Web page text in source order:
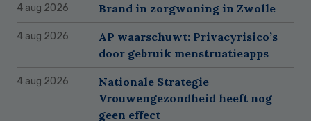
4 aug 2026 Brand in zorgwoning in Zwolle
4 aug 2026
AP waarschuwt: Privacyrisico’s
door gebruik menstruatieapps
4 aug 2026
Nationale Strategie
Vrouwengezondheid heeft nog
geen effect